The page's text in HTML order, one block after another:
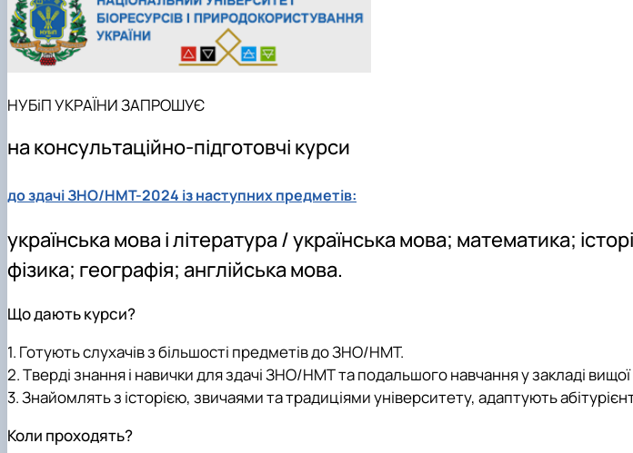
Наші випускники
Відеородзинки
Підготовка аспірантів та докторантів
Рада молодих вчених та аспірантів
Підвищення кваліфікації
Скринька довіри
НУБіП УКРАЇНИ ЗАПРОШУЄ
на консультаційно-підготовчі курси
до здачі ЗНО/НМТ-2024 із наступних предметів:
українська мова і література / українська мова; математика;
фізика; географія; англійська мова.
Що дають курси?
1. Готують слухачів з більшості предметів до ЗНО/НМТ.
2. Тверді знання і навички для здачі ЗНО/НМТ та подальшого навчання у закладі вищої
3. Знайомлять з історією, звичаями та традиціями університету, адаптують
Коли проходять?